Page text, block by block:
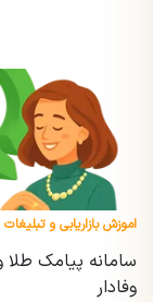
اموزش بازاریابی و تبلیغات
سامانه پیامک
وفادار